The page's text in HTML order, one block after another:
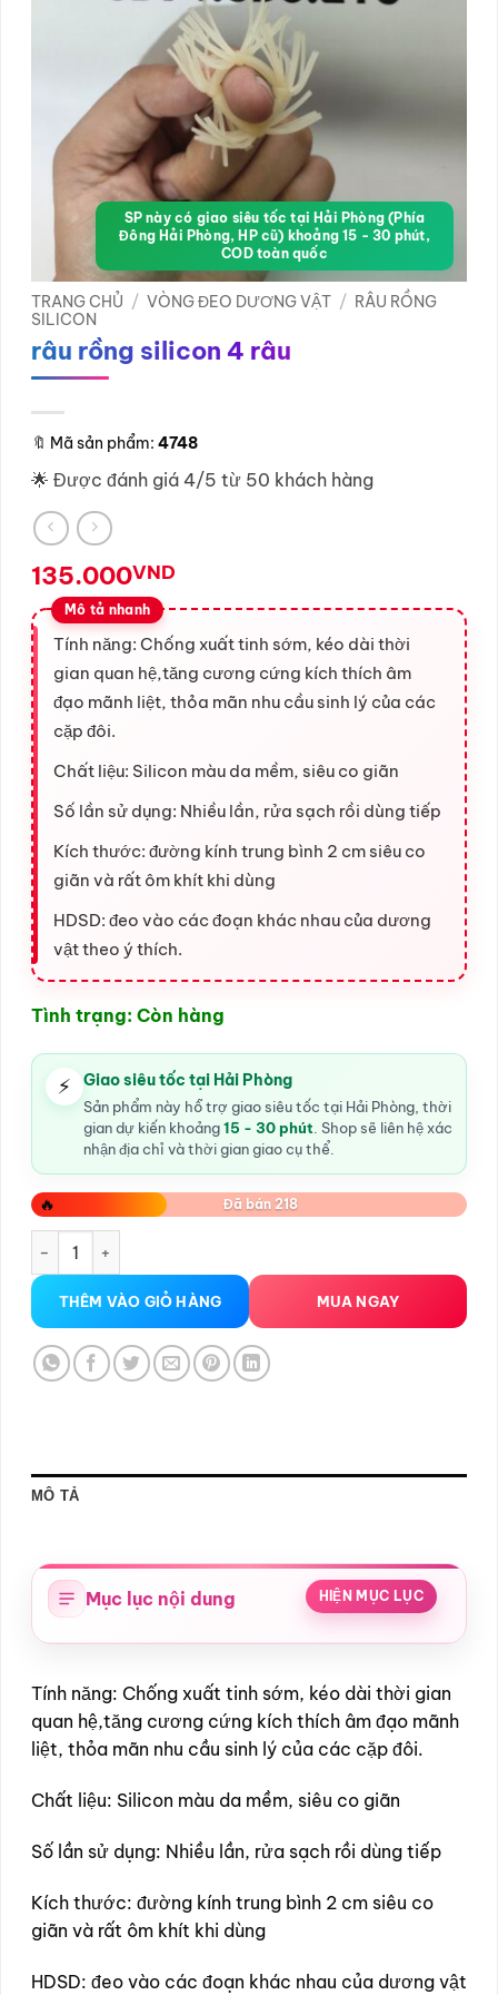
SP này có giao siêu tốc tại Hải Phòng (Phía
Đông Hải Phòng, HP cũ) khoảng 15 - 30 phút,
COD toàn quốc
TRANG CHỦ / VÒNG ĐEO DƯƠNG VẬT / RÂU RỒNG
SILICON
râu rồng silicon 4 râu
🔖 Mã sản phẩm: 4748
🌟 Được đánh giá 4/5 từ 50 khách hàng
135.000VND
Tính năng: Chống xuất tinh sớm, kéo dài thời
gian quan hệ,tăng cương cứng kích thích âm
đạo mãnh liệt, thỏa mãn nhu cầu sinh lý của các
cặp đôi.
Chất liệu: Silicon màu da mềm, siêu co giãn
Số lần sử dụng: Nhiều lần, rửa sạch rồi dùng tiếp
Kích thước: đường kính trung bình 2 cm siêu co
giãn và rất ôm khít khi dùng
HDSD: đeo vào các đoạn khác nhau của dương
vật theo ý thích.
Tình trạng: Còn hàng
⚡ Giao siêu tốc tại Hải Phòng
Sản phẩm này hỗ trợ giao siêu tốc tại Hải Phòng, thời
gian dự kiến khoảng15 - 30 phút . Shop sẽ liên hệ xác
nhận địa chỉ và thời gian giao cụ thể.
🔥 Đã bán 218
râu rồng silicon 4 râu số lượng
THÊM VÀO GIỎ HÀNG MUA NGAY
MÔ TẢ
Mục lục nội dung HIỆN MỤC LỤC
Tính năng: Chống xuất tinh sớm, kéo dài thời gian
quan hệ,tăng cương cứng kích thích âm đạo mãnh
liệt, thỏa mãn nhu cầu sinh lý của các cặp đôi.
Chất liệu: Silicon màu da mềm, siêu co giãn
Số lần sử dụng: Nhiều lần, rửa sạch rồi dùng tiếp
Kích thước: đường kính trung bình 2 cm siêu co
giãn và rất ôm khít khi dùng
HDSD: đeo vào các đoạn khác nhau của dương vật